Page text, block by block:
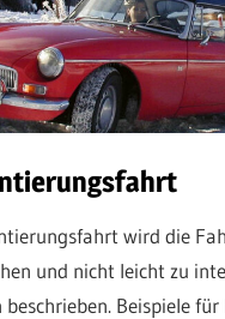
wird die
und nicht leicht zu
Beispiele